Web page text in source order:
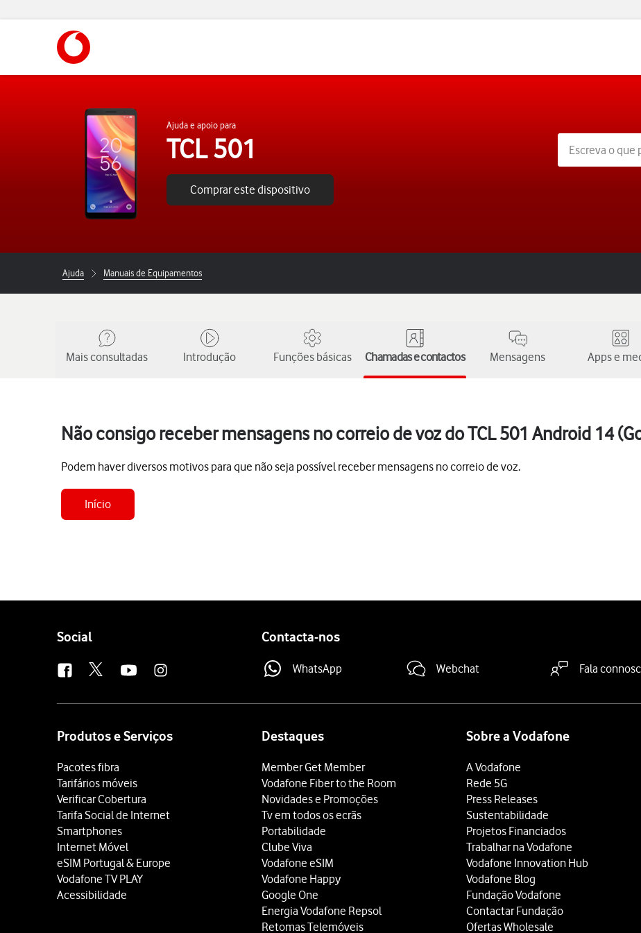
Ajuda e apoio para
TCL 501
Comprar este dispositivo
Ajuda Manuais de Equipamentos
Mais consultadas Introdução Funções básicas Chamadas e contactos Mensagens Apps e
Não consigo receber mensagens no correio de voz do TCL 501 Android 14
Podem haver diversos motivos para que não seja possível receber mensagens no correio de voz.
Início
Follow
Social Contacta-nos
WhatsApp Webchat Fala
Produtos e Serviços
Pacotes fibra
Tarifários móveis
Verificar Cobertura
Tarifa Social de Internet
Smartphones
Internet Móvel
eSIM Portugal & Europe
Vodafone TV PLAY
Acessibilidade
Destaques
Member Get Member
Vodafone Fiber to the Room
Novidades e Promoções
Tv em todos os ecrãs
Portabilidade
Clube Viva
Vodafone eSIM
Vodafone Happy
Google One
Energia Vodafone Repsol
Retomas Telemóveis
Sobre a Vodafone
A Vodafone
Rede 5G
Press Releases
Sustentabilidade
Projetos Financiados
Trabalhar na Vodafone
Vodafone Innovation Hub
Vodafone Blog
Fundação Vodafone
Contactar Fundação
Ofertas Wholesale